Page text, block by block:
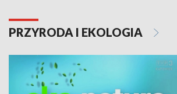
PRZYRODA I EKOLOGIA